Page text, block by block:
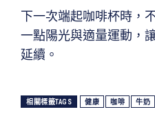
下一次端起咖啡杯時，
一點陽光與適量運動，
延續。
相關標籤TAGS 健康 咖啡 牛奶